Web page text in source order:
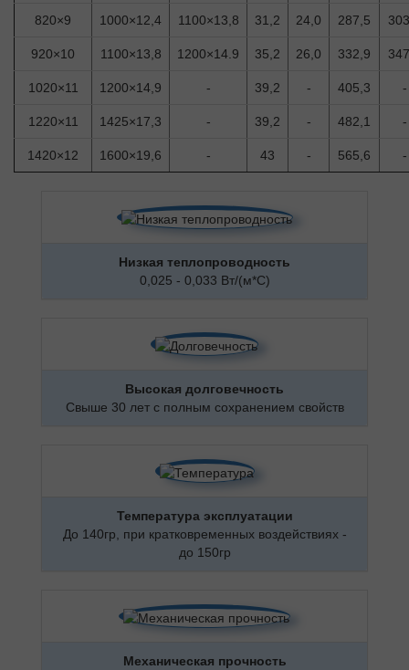
820×9 1000×12,4 1100×13,8 31,2 24,0 287,5
920×10 1100×13,8 1200×14.9 35,2 26,0 332,9
1020×11 1200×14,9 - 39,2 - 405,3 -
1220×11 1425×17,3 - 39,2 - 482,1 -
1420×12 1600×19,6 - 43 - 565,6 -
Низкая теплопроводность
0,025 - 0,033 Вт/(м*С)
Высокая долговечность
Свыше 30 лет с полным сохранением свойств
Температура эксплуатации
До 140гр, при кратковременных воздействиях -
до 150гр
Механическая прочность